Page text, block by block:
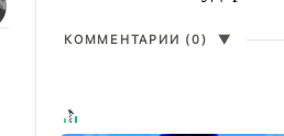
КОММЕНТАРИИ (0) ▼